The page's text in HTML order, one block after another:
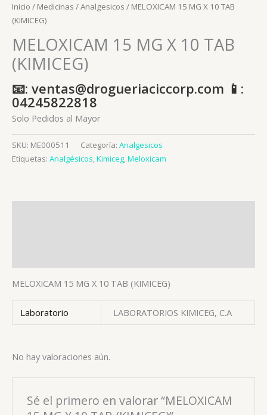
Inicio / Medicinas /Analgesicos / MELOXICAM 15 MG X 10 TAB
(KIMICEG)
MELOXICAM 15 MG X 10 TAB
(KIMICEG)
📧: ventas@drogueriaciccorp.com 📱:
04245822818
Solo Pedidos al Mayor
SKU: ME000511 Categoría: Analgesicos
Etiquetas: Analgésicos,Kimiceg,Meloxicam
MELOXICAM 15 MG X 10 TAB (KIMICEG)
Laboratorio LABORATORIOS KIMICEG, C.A
No hay valoraciones aún.
Sé el primero en valorar “MELOXICAM